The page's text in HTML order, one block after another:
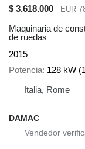
$ 3.618.000
EUR
Maquinaria de
de ruedas
2015
Potencia 128 kW
Italia, Rome
DAMAC